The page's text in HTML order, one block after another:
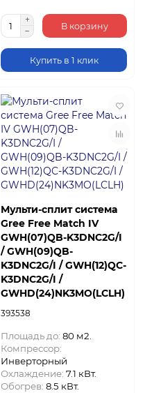
В корзину
Купить в 1 клик
Мульти-сплит система
Gree Free Match IV
GWH(07)QB-K3DNC2G/I
/ GWH(09)QB-
K3DNC2G/I / GWH(12)QC-
K3DNC2G/I /
GWHD(24)NK3MO(LCLH)
393538
Площадь до: 80 м2.
Компрессор:
Инверторный
Охлаждение: 7.1 кВт.
Обогрев: 8.5 кВт.